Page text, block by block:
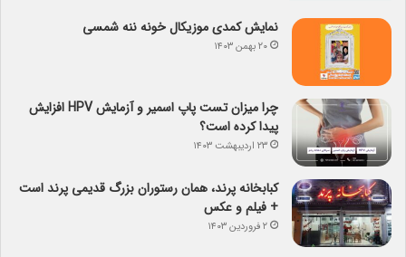
نمایش کمدی موزیکال خونه ننه شمسی
۲۰ بهمن ۱۴۰۳
چرا میزان تست پاپ اسمیر و آزمایش HPV افزایش
پیدا کرده است؟
۲۳ اردیبهشت ۱۴۰۳
کبابخانه پرند، همان رستوران بزرگ قدیمی پرند است
+ فیلم و عکس
۲ فروردین ۱۴۰۳